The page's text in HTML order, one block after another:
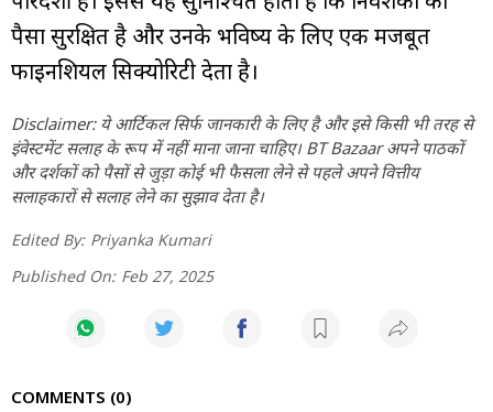
पैसा सुरक्षित है और उनके भविष्य के लिए एक मजबूत
फाइनेंशियल सिक्योरिटी देता है।
Disclaimer: ये आर्टिकल सिर्फ जानकारी के लिए है और इसे किसी भी तरह से
इंवेस्टमेंट सलाह के रूप में नहीं माना जाना चाहिए। BT Bazaar अपने पाठकों
और दर्शकों को पैसों से जुड़ा कोई भी फैसला लेने से पहले अपने वित्तीय
सलाहकारों से सलाह लेने का सुझाव देता है।
Edited By: Priyanka Kumari
Published On: Feb 27, 2025
COMMENTS 0